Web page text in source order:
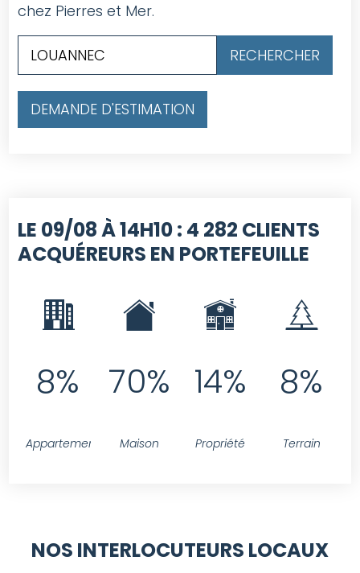
chez Pierres et Mer.
DEMANDE D'ESTIMATION
LE 09/08 À 14H10 : 4 282 CLIENTS
ACQUÉREURS EN PORTEFEUILLE
8%
Appartement
70%
Maison
14%
Propriété
8%
Terrain
NOS INTERLOCUTEURS LOCAUX